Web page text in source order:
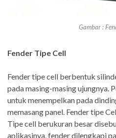
Gambar :
Fender Tipe Cell
Fender tipe cell berbentuk
pada masing-masing ujungnya.
untuk menempelkan pada
memasang panel. Fender tipe
Tipe cell berukuran besar
aplikasinya, fender dilengkapi